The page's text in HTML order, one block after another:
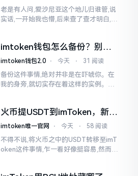
老是有人问,爱沙尼亚这个地儿归谁管,说
实话,一开始我也懵,后来查了查才明白,爱
就是芬兰。
imtoken钱包怎么备份？别等
丢了才后悔
imtoken钱包2.0 ⋅ 今天 ⋅ 31 阅读
备份这件事情,绝对并非是在吓唬你。在
我的身旁,就切实存在着这样的实例。有
失得无影无踪了
火币提USDT到imToken，新手
最容易踩的坑
imtoken唯一官网 ⋅ 今天 ⋅ 58 阅读
不得不说,将火币之中的USDT转移至imT
oken这件事情,乍一看好像挺容易,然而在